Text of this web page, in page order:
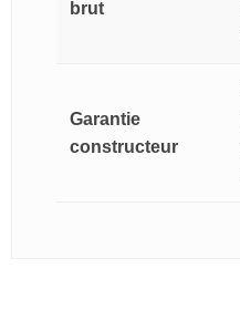
brut
Garantie
constructeur